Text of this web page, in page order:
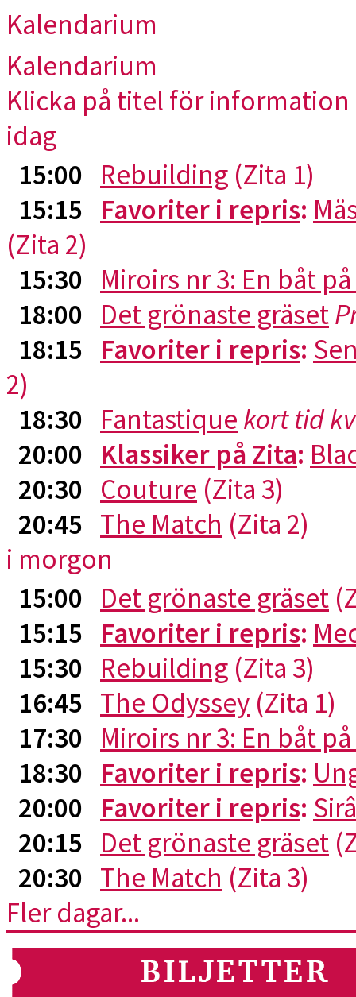
Kalendarium
Kalendarium
Klicka på titel för
idag
15:00 Rebuilding (Zita 1)
15:15 Favoriter i repris:
(Zita 2)
15:30 Miroirs nr 3: En båt
18:00 Det grönaste gräset
18:15 Favoriter i repris:
2)
18:30 Fantastique kort tid
20:00 Klassiker på Zita:
20:30 Couture (Zita 3)
20:45 The Match (Zita 2)
i morgon
15:00 Det grönaste gräset
15:15 Favoriter i repris:
15:30 Rebuilding (Zita 3)
16:45 The Odyssey (Zita 1)
17:30 Miroirs nr 3: En båt
18:30 Favoriter i repris:
20:00 Favoriter i repris:
20:15 Det grönaste gräset
20:30 The Match (Zita 3)
Fler dagar...